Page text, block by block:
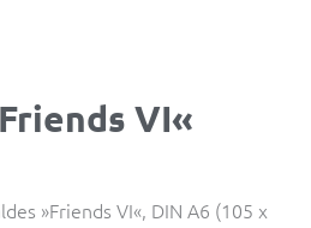
VI«
»Friends VI«, DIN A6 (105 x